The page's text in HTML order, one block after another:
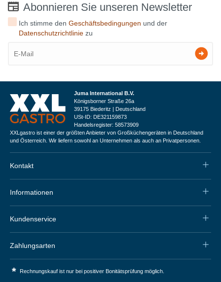
Abonnieren Sie unseren Newsletter
Ich stimme denGeschäftsbedingungen und der
Datenschutzrichtlinie zu
Juma International B.V.
Königsborner Straße 26a
39175 Biederitz | Deutschland
USt-ID: DE321159873
Handelsregister: 58573909
XXLgastro ist einer der größten Anbieter von Großküchengeräten in Deutschland
und Österreich. Wir liefern sowohl an Unternehmen als auch an Privatpersonen.
Kontakt
Informationen
Kundenservice
Zahlungsarten
* Rechnungskauf ist nur bei positiver Bonitätsprüfung möglich.